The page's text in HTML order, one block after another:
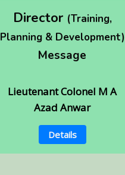
Director (Training,
Planning & Development)
Message
Lieutenant Colonel M A
Azad Anwar
Details